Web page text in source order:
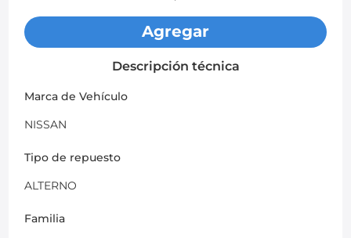
Agregar
Descripción técnica
Marca de Vehículo
NISSAN
Tipo de repuesto
ALTERNO
Familia
. chevrolet sail